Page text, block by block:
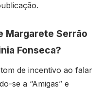
Margarete Serrão
Fonseca?
de incentivo ao falar
se a “Amigas” e